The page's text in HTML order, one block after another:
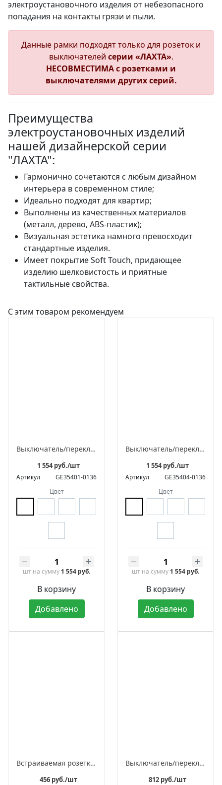
электроустановочного изделия от небезопасного
попадания на контакты грязи и пыли.
Данные рамки подходят только для розеток и
выключателей серии «ЛАХТА».
НЕСОВМЕСТИМА с розетками и
выключателями других серий.
Преимущества
электроустановочных изделий
нашей дизайнерской серии
"ЛАХТА":
Гармонично сочетаются с любым дизайном
интерьера в современном стиле;
Идеально подходят для квартир;
Выполнены из качественных материалов
(металл, дерево, ABS-пластик);
Визуальная эстетика намного превосходит
стандартные изделия.
Имеет покрытие Soft Touch, придающее
изделию шелковистость и приятные
тактильные свойства.
С этим товаром рекомендуем
Выключатель/переключатель поворотный на 4 положения встраиваемый двухклавишный, серия ЛАХТА «Престиж»
1 554 руб./шт
Артикул
GE35401-0136
Цвет
шт на сумму 1 554 руб.
В корзину
Добавлено
Выключатель/переключатель поворотный проходной встраиваемый одноклавишный, серия ЛАХТА «Престиж»
1 554 руб./шт
Артикул
GE35404-0136
Цвет
шт на сумму 1 554 руб.
В корзину
Добавлено
Встраиваемая розетка с заземляющим контактом ЛАХТА «Оптима»
456 руб./шт
Выключатель/переключатель поворотный на 4 положения встраиваемый двухклавишный, серия ЛАХТА «Оптима»
812 руб./шт